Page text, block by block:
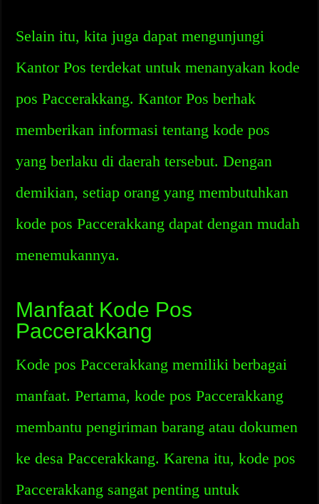
Selain itu, kita juga dapat mengunjungi
Kantor Pos terdekat untuk menanyakan kode
pos Paccerakkang. Kantor Pos berhak
memberikan informasi tentang kode pos
yang berlaku di daerah tersebut. Dengan
demikian, setiap orang yang membutuhkan
kode pos Paccerakkang dapat dengan mudah
menemukannya.
Manfaat Kode Pos
Paccerakkang
Kode pos Paccerakkang memiliki berbagai
manfaat. Pertama, kode pos Paccerakkang
membantu pengiriman barang atau dokumen
ke desa Paccerakkang. Karena itu, kode pos
Paccerakkang sangat penting untuk